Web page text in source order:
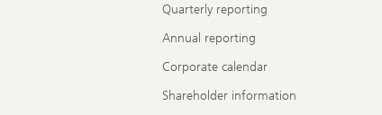
Quarterly reporting
Annual reporting
Corporate calendar
Shareholder information